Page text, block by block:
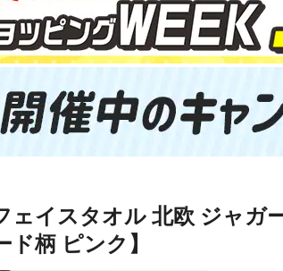
ェイスタオル 北欧 ジャガ
ド柄 ピンク】